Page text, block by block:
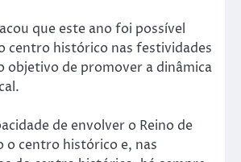
que este ano foi possível
centro histórico nas festividades
objetivo de promover a dinâmica
de envolver o Reino de
o centro histórico e, nas